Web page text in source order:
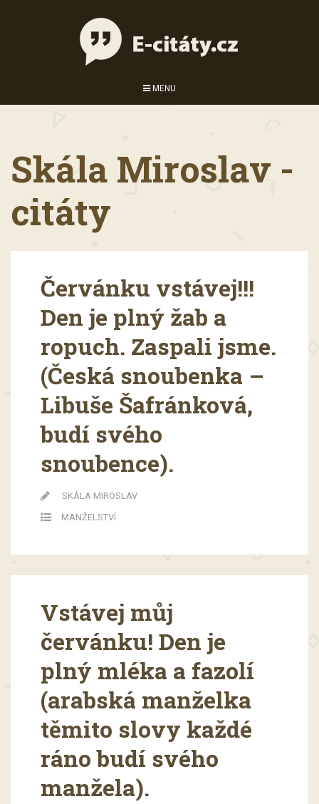
MENU
Skála Miroslav -
citáty
Červánku vstávej!!!
Den je plný žab a
ropuch. Zaspali jsme.
(Česká snoubenka –
Libuše Šafránková,
budí svého
snoubence).
SKÁLA MIROSLAV
MANŽELSTVÍ
Vstávej můj
červánku! Den je
plný mléka a fazolí
(arabská manželka
těmito slovy každé
ráno budí svého
manžela).